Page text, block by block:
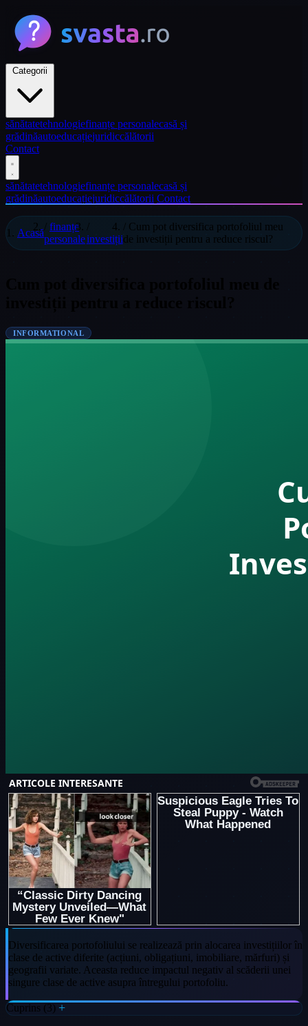
sănătatetehnologiefinanțe personalecasă și
grădinăautoeducațiejuridiccălătorii
Contact
sănătatetehnologiefinanțe personalecasă și
grădinăautoeducațiejuridiccălătorii Contact
Acasă
finanțe
personale
/
investiții
/ Cum pot diversifica portofoliul meu
de investiții pentru a reduce riscul?
INFORMATIONAL
Diversificarea portofoliului se realizează prin alocarea investițiilor în
clase de active diferite (acțiuni, obligațiuni, imobiliare, mărfuri) și
geografii variate. Aceasta reduce impactul negativ al scăderii unei
singure clase de active asupra întregului portofoliu.
Cuprins (3)